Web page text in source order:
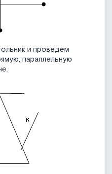
и проведем
параллельную